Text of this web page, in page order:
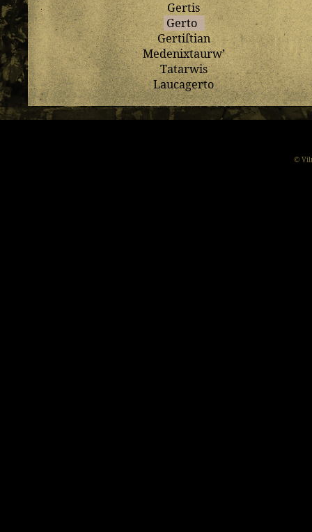
Gertis
Gerto
Gertiſtian
Medenixtaurw’
Tatarwis
Laucagerto
©